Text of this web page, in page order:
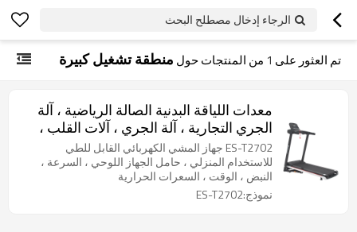
الرجاء إدخال مصطلح البحث
تم العثور على 1 من المنتجات حول منطقة تشغيل كبيرة
معدات اللياقة البدنية الصالة الرياضية ، آلة
الجري التجارية ، آلة الجري ، آلات القلب ،
التمارين الرياضيةES-T2702 جهاز المشي الكهربائي القابل للطي
للاستخدام المنزلي ، حامل الجهاز اللوحي ، السرعة ،
النبض ، الوقت ، السعرات الحرارية
نموذج:ES-T2702